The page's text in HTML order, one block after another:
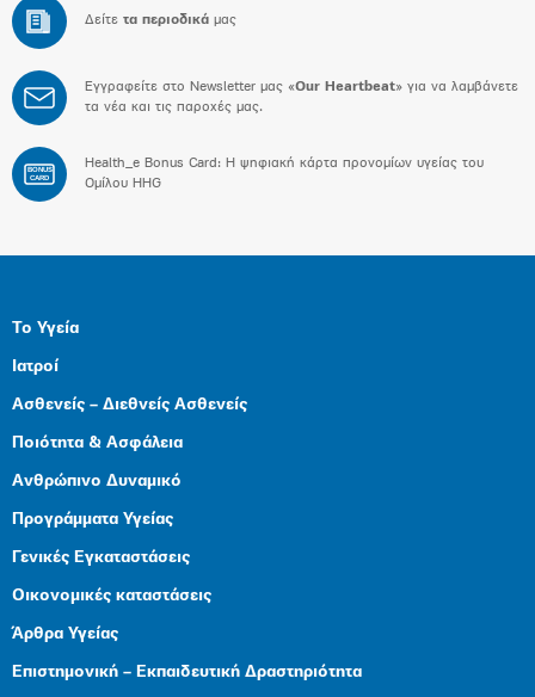
Δείτε τα περιοδικά μας
Εγγραφείτε στο Newsletter μας «Our Heartbeat» για να λαμβάνετε
τα νέα και τις παροχές μας.
BONUS
CARD
Health_e Bonus Card: H ψηφιακή κάρτα προνομίων υγείας του
Ομίλου HHG
Το Υγεία
Ιατροί
Ασθενείς – Διεθνείς Ασθενείς
Ποιότητα & Ασφάλεια
Ανθρώπινο Δυναμικό
Προγράμματα Υγείας
Γενικές Εγκαταστάσεις
Οικονομικές καταστάσεις
Άρθρα Υγείας
Επιστημονική – Εκπαιδευτική Δραστηριότητα